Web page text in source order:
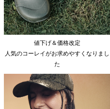
値下げ＆価格改定
人気のコーレイがお求めやすくなりまし
た